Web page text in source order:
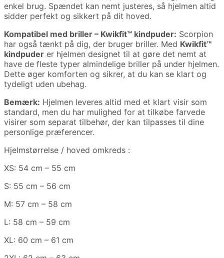
enkel brug. Spændet kan nemt justeres, så hjelmen altid
sidder perfekt og sikkert på dit hoved.
Kompatibel med briller – Kwikfit™ kindpuder: Scorpion
har også tænkt på dig, der bruger briller. Med Kwikfit™
kindpuder er hjelmen designet til at gøre det nemt at
have de fleste typer almindelige briller på under hjelmen.
Dette øger komforten og sikrer, at du kan se klart og
tydeligt uden ubehag.
Bemærk: Hjelmen leveres altid med et klart visir som
standard, men du har mulighed for at tilkøbe farvede
visirer som separat tilbehør, der kan tilpasses til dine
personlige præferencer.
Hjelmstørrelse / hoved omkreds :
XS: 54 cm – 55 cm
S: 55 cm – 56 cm
M: 57 cm – 58 cm
L: 58 cm – 59 cm
XL: 60 cm – 61 cm